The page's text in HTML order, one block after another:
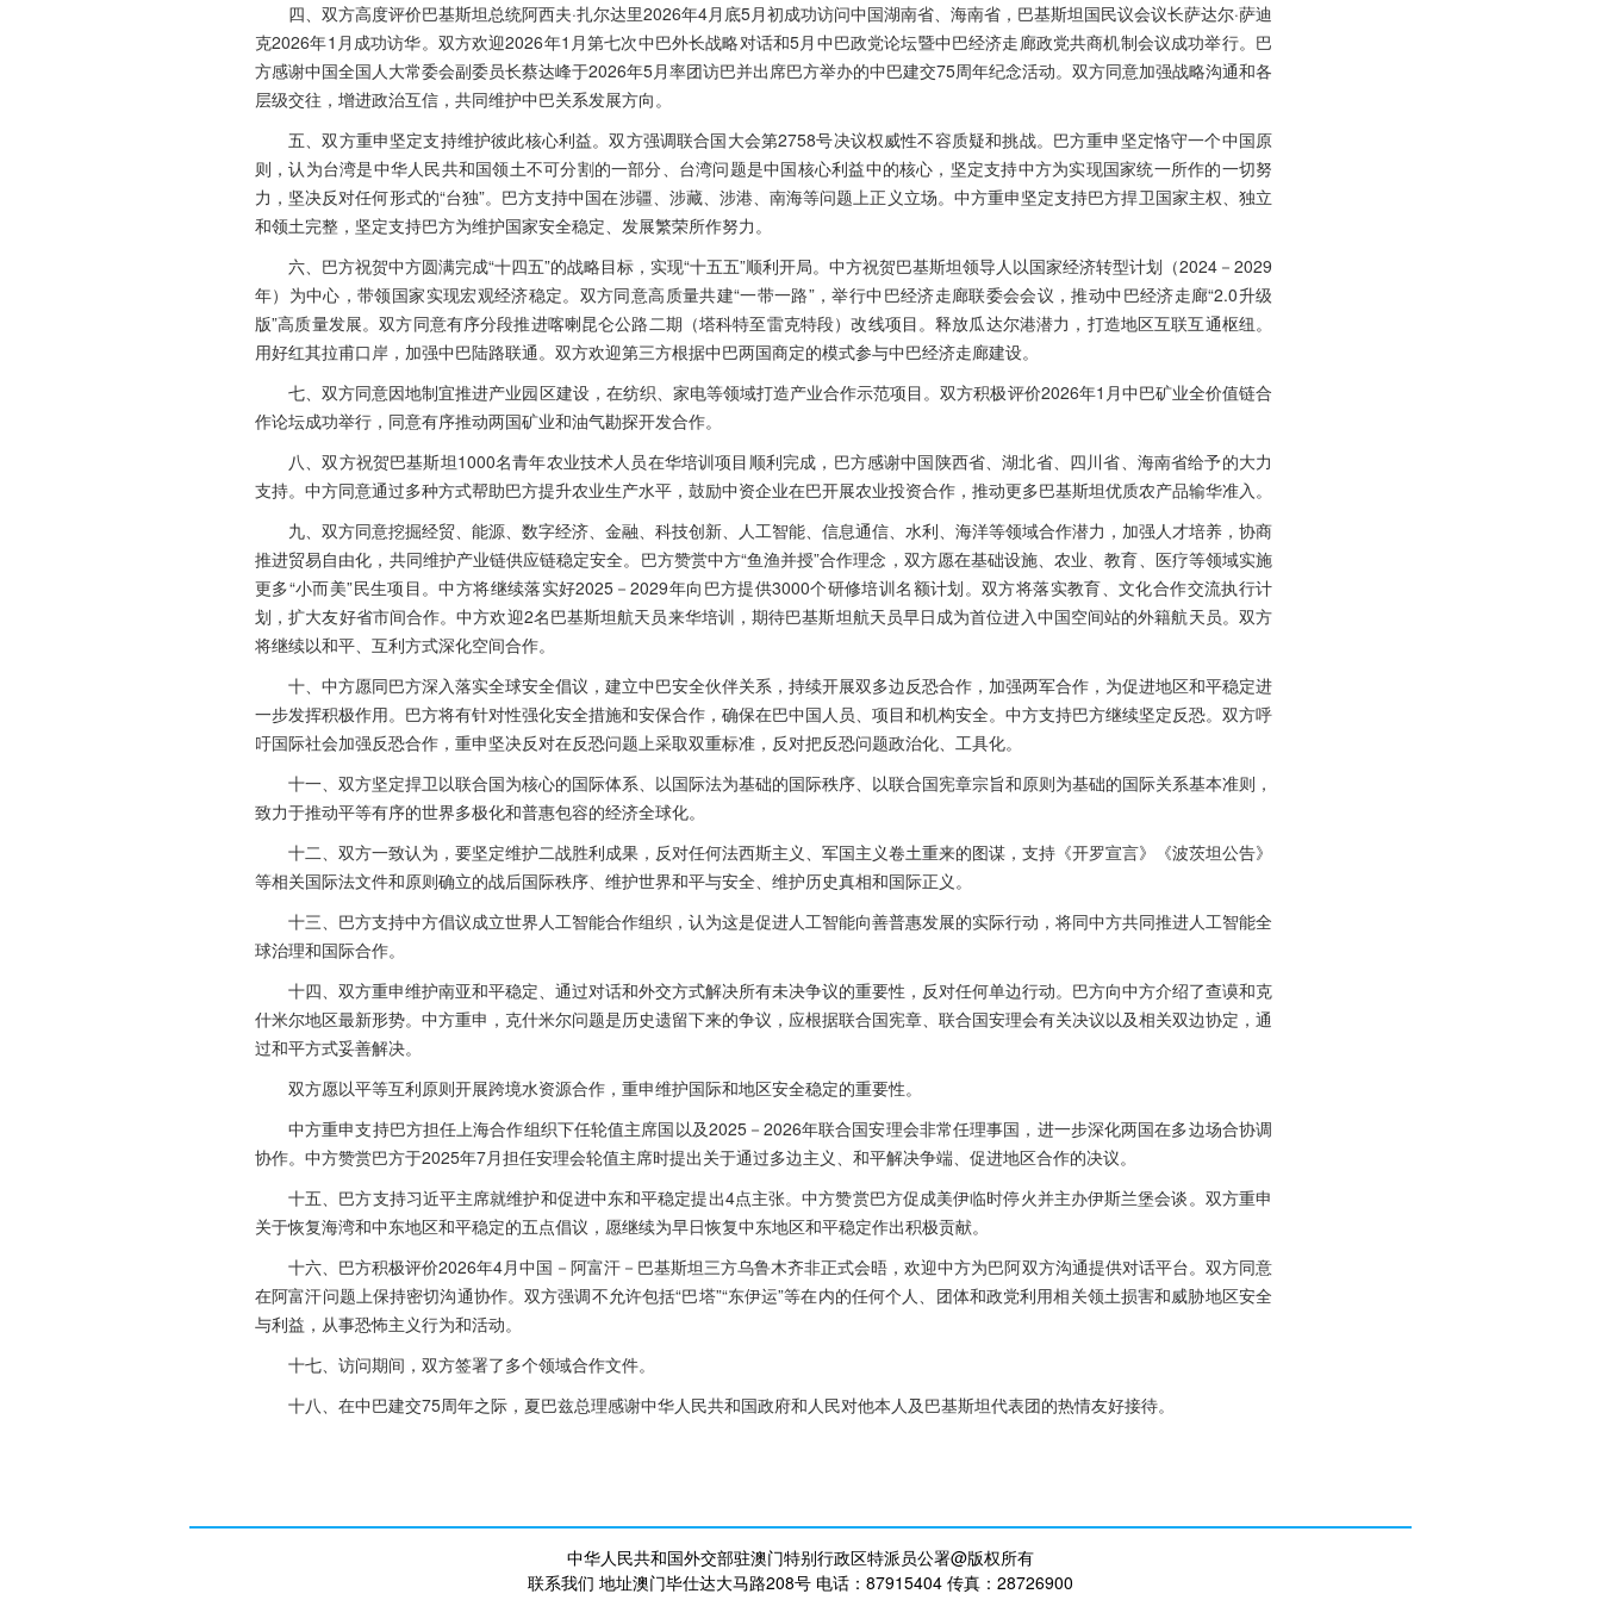
四、双方高度评价巴基斯坦总统阿西夫·扎尔达里2026年4月底5月初成功访问中国湖南省、海南省，巴基斯坦国民议会议长萨达尔·萨迪
克2026年1月成功访华。双方欢迎2026年1月第七次中巴外长战略对话和5月中巴政党论坛暨中巴经济走廊政党共商机制会议成功举行。巴
方感谢中国全国人大常委会副委员长蔡达峰于2026年5月率团访巴并出席巴方举办的中巴建交75周年纪念活动。双方同意加强战略沟通和各
层级交往，增进政治互信，共同维护中巴关系发展方向。
五、双方重申坚定支持维护彼此核心利益。双方强调联合国大会第2758号决议权威性不容质疑和挑战。巴方重申坚定恪守一个中国原
则，认为台湾是中华人民共和国领土不可分割的一部分、台湾问题是中国核心利益中的核心，坚定支持中方为实现国家统一所作的一切努
力，坚决反对任何形式的“台独”。巴方支持中国在涉疆、涉藏、涉港、南海等问题上正义立场。中方重申坚定支持巴方捍卫国家主权、独立
和领土完整，坚定支持巴方为维护国家安全稳定、发展繁荣所作努力。
六、巴方祝贺中方圆满完成“十四五”的战略目标，实现“十五五”顺利开局。中方祝贺巴基斯坦领导人以国家经济转型计划（2024－2029
年）为中心，带领国家实现宏观经济稳定。双方同意高质量共建“一带一路”，举行中巴经济走廊联委会会议，推动中巴经济走廊“2.0升级
版”高质量发展。双方同意有序分段推进喀喇昆仑公路二期（塔科特至雷克特段）改线项目。释放瓜达尔港潜力，打造地区互联互通枢纽。
用好红其拉甫口岸，加强中巴陆路联通。双方欢迎第三方根据中巴两国商定的模式参与中巴经济走廊建设。
七、双方同意因地制宜推进产业园区建设，在纺织、家电等领域打造产业合作示范项目。双方积极评价2026年1月中巴矿业全价值链合
作论坛成功举行，同意有序推动两国矿业和油气勘探开发合作。
八、双方祝贺巴基斯坦1000名青年农业技术人员在华培训项目顺利完成，巴方感谢中国陕西省、湖北省、四川省、海南省给予的大力
支持。中方同意通过多种方式帮助巴方提升农业生产水平，鼓励中资企业在巴开展农业投资合作，推动更多巴基斯坦优质农产品输华准入。
九、双方同意挖掘经贸、能源、数字经济、金融、科技创新、人工智能、信息通信、水利、海洋等领域合作潜力，加强人才培养，协商
推进贸易自由化，共同维护产业链供应链稳定安全。巴方赞赏中方“鱼渔并授”合作理念，双方愿在基础设施、农业、教育、医疗等领域实施
更多“小而美”民生项目。中方将继续落实好2025－2029年向巴方提供3000个研修培训名额计划。双方将落实教育、文化合作交流执行计
划，扩大友好省市间合作。中方欢迎2名巴基斯坦航天员来华培训，期待巴基斯坦航天员早日成为首位进入中国空间站的外籍航天员。双方
将继续以和平、互利方式深化空间合作。
十、中方愿同巴方深入落实全球安全倡议，建立中巴安全伙伴关系，持续开展双多边反恐合作，加强两军合作，为促进地区和平稳定进
一步发挥积极作用。巴方将有针对性强化安全措施和安保合作，确保在巴中国人员、项目和机构安全。中方支持巴方继续坚定反恐。双方呼
吁国际社会加强反恐合作，重申坚决反对在反恐问题上采取双重标准，反对把反恐问题政治化、工具化。
十一、双方坚定捍卫以联合国为核心的国际体系、以国际法为基础的国际秩序、以联合国宪章宗旨和原则为基础的国际关系基本准则，
致力于推动平等有序的世界多极化和普惠包容的经济全球化。
十二、双方一致认为，要坚定维护二战胜利成果，反对任何法西斯主义、军国主义卷土重来的图谋，支持《开罗宣言》《波茨坦公告》
等相关国际法文件和原则确立的战后国际秩序、维护世界和平与安全、维护历史真相和国际正义。
十三、巴方支持中方倡议成立世界人工智能合作组织，认为这是促进人工智能向善普惠发展的实际行动，将同中方共同推进人工智能全
球治理和国际合作。
十四、双方重申维护南亚和平稳定、通过对话和外交方式解决所有未决争议的重要性，反对任何单边行动。巴方向中方介绍了查谟和克
什米尔地区最新形势。中方重申，克什米尔问题是历史遗留下来的争议，应根据联合国宪章、联合国安理会有关决议以及相关双边协定，通
过和平方式妥善解决。
双方愿以平等互利原则开展跨境水资源合作，重申维护国际和地区安全稳定的重要性。
中方重申支持巴方担任上海合作组织下任轮值主席国以及2025－2026年联合国安理会非常任理事国，进一步深化两国在多边场合协调
协作。中方赞赏巴方于2025年7月担任安理会轮值主席时提出关于通过多边主义、和平解决争端、促进地区合作的决议。
十五、巴方支持习近平主席就维护和促进中东和平稳定提出4点主张。中方赞赏巴方促成美伊临时停火并主办伊斯兰堡会谈。双方重申
关于恢复海湾和中东地区和平稳定的五点倡议，愿继续为早日恢复中东地区和平稳定作出积极贡献。
十六、巴方积极评价2026年4月中国－阿富汗－巴基斯坦三方乌鲁木齐非正式会晤，欢迎中方为巴阿双方沟通提供对话平台。双方同意
在阿富汗问题上保持密切沟通协作。双方强调不允许包括“巴塔”“东伊运”等在内的任何个人、团体和政党利用相关领土损害和威胁地区安全
与利益，从事恐怖主义行为和活动。
十七、访问期间，双方签署了多个领域合作文件。
十八、在中巴建交75周年之际，夏巴兹总理感谢中华人民共和国政府和人民对他本人及巴基斯坦代表团的热情友好接待。
中华人民共和国外交部驻澳门特别行政区特派员公署@版权所有
联系我们 地址澳门毕仕达大马路208号 电话：87915404 传真：28726900